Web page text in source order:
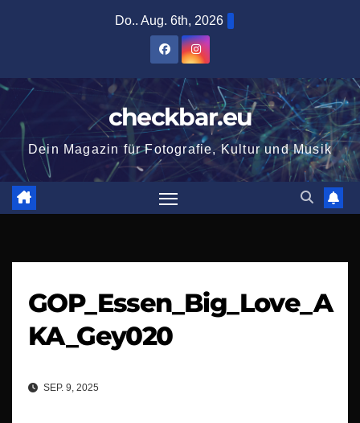
Do.. Aug. 6th, 2026
checkbar.eu
Dein Magazin für Fotografie, Kultur und Musik
GOP_Essen_Big_Love_A
KA_Gey020
SEP. 9, 2025